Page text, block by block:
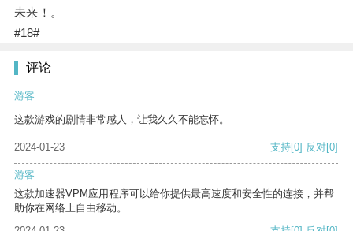
未来！。
#18#
评论
游客
这款游戏的剧情非常感人，让我久久不能忘怀。
2024-01-23 支持[0] 反对[0]
游客
这款加速器VPM应用程序可以给你提供最高速度和安全性的连接，并帮
助你在网络上自由移动。